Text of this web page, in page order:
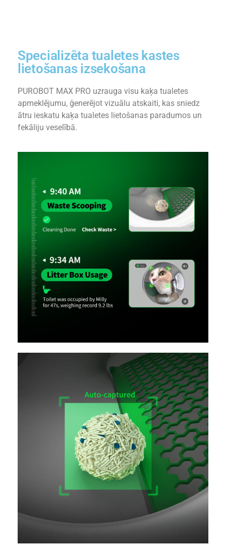
Specializēta tualetes kastes
lietošanas izsekošana
PUROBOT MAX PRO uzrauga visu kaķa tualetes
apmeklējumu, ģenerējot vizuālu atskaiti, kas sniedz
ātru ieskatu kaķa tualetes lietošanas paradumos un
fekāliju veselībā.